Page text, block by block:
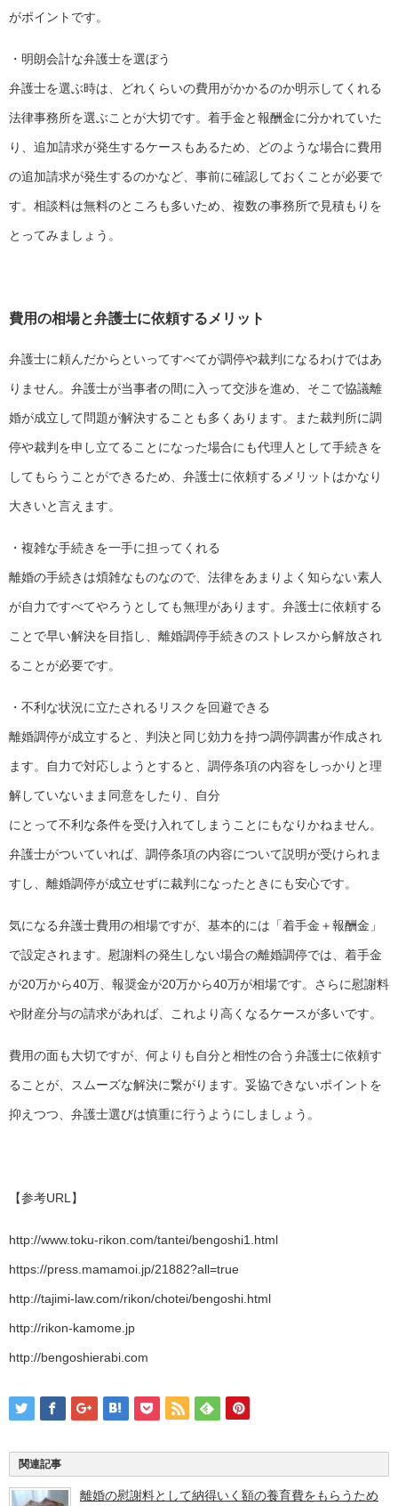
がポイントです。
・明朗会計な弁護士を選ぼう
弁護士を選ぶ時は、どれくらいの費用がかかるのか明示してくれる
法律事務所を選ぶことが大切です。着手金と報酬金に分かれていた
り、追加請求が発生するケースもあるため、どのような場合に費用
の追加請求が発生するのかなど、事前に確認しておくことが必要で
す。相談料は無料のところも多いため、複数の事務所で見積もりを
とってみましょう。
費用の相場と弁護士に依頼するメリット
弁護士に頼んだからといってすべてが調停や裁判になるわけではあ
りません。弁護士が当事者の間に入って交渉を進め、そこで協議離
婚が成立して問題が解決することも多くあります。また裁判所に調
停や裁判を申し立てることになった場合にも代理人として手続きを
してもらうことができるため、弁護士に依頼するメリットはかなり
大きいと言えます。
・複雑な手続きを一手に担ってくれる
離婚の手続きは煩雑なものなので、法律をあまりよく知らない素人
が自力ですべてやろうとしても無理があります。弁護士に依頼する
ことで早い解決を目指し、離婚調停手続きのストレスから解放され
ることが必要です。
・不利な状況に立たされるリスクを回避できる
離婚調停が成立すると、判決と同じ効力を持つ調停調書が作成され
ます。自力で対応しようとすると、調停条項の内容をしっかりと理
解していないまま同意をしたり、自分
にとって不利な条件を受け入れてしまうことにもなりかねません。
弁護士がついていれば、調停条項の内容について説明が受けられま
すし、離婚調停が成立せずに裁判になったときにも安心です。
気になる弁護士費用の相場ですが、基本的には「着手金＋報酬金」
で設定されます。慰謝料の発生しない場合の離婚調停では、着手金
が20万から40万、報奨金が20万から40万が相場です。さらに慰謝料
や財産分与の請求があれば、これより高くなるケースが多いです。
費用の面も大切ですが、何よりも自分と相性の合う弁護士に依頼す
ることが、スムーズな解決に繋がります。妥協できないポイントを
抑えつつ、弁護士選びは慎重に行うようにしましょう。
【参考URL】
http://www.toku-rikon.com/tantei/bengoshi1.html
https://press.mamamoi.jp/21882?all=true
http://tajimi-law.com/rikon/chotei/bengoshi.html
http://rikon-kamome.jp
http://bengoshierabi.com
関連記事
離婚の慰謝料として納得いく額の養育費をもらうため